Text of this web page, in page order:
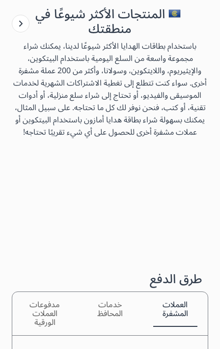
المنتجات الأكثر شيوعًا في
منطقتك
باستخدام بطاقات الهدايا الأكثر شيوعًا لدينا، يمكنك شراء
مجموعة واسعة من السلع اليومية باستخدام البيتكوين،
والإيثيريوم، واللايتكوين، وسولانا، وأكثر من 200 عملة مشفرة
أخرى. سواء كنت تتطلع إلى تغطية الاشتراكات الشهرية لخدمات
الموسيقى والفيديو، أو تحتاج إلى شراء سلع منزلية، أو أدوات
تقنية، أو كتب، فنحن نوفر لك كل ما تحتاجه. على سبيل المثال،
يمكنك بسهولة شراء بطاقة هدايا أمازون باستخدام البيتكوين أو
عملات مشفرة أخرى للحصول على أي شيء تقريبًا تحتاجه!
طرق الدفع
العملات
المشفرة
خدمات
المحافظ
مدفوعات
العملات
الورقية